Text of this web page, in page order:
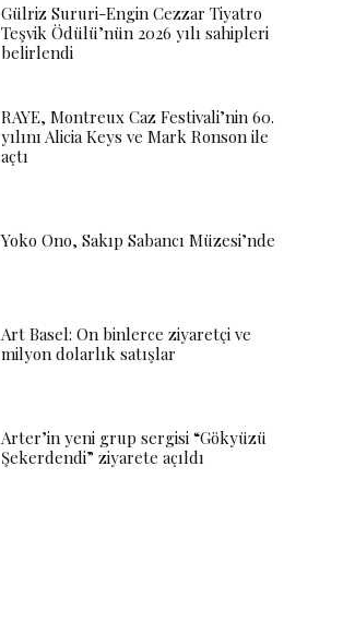
Gülriz Sururi-Engin Cezzar Tiyatro
Teşvik Ödülü’nün 2026 yılı sahipleri
belirlendi
RAYE, Montreux Caz Festivali’nin 60.
yılını Alicia Keys ve Mark Ronson ile
açtı
Yoko Ono, Sakıp Sabancı Müzesi’nde
Art Basel: On binlerce ziyaretçi ve
milyon dolarlık satışlar
Arter’in yeni grup sergisi “Gökyüzü
Şekerdendi” ziyarete açıldı